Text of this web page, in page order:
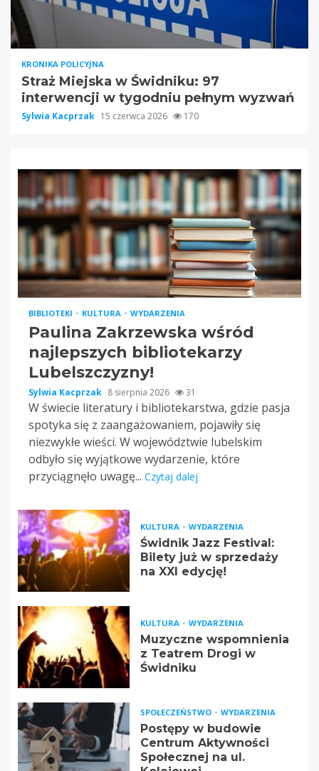
KRONIKA POLICYJNA
Straż Miejska w Świdniku: 97
interwencji w tygodniu pełnym wyzwań
Sylwia Kacprzak 15 czerwca 2026 170
BIBLIOTEKI KULTURA WYDARZENIA
Paulina Zakrzewska wśród
najlepszych bibliotekarzy
Lubelszczyzny!
Sylwia Kacprzak 8 sierpnia 2026 31
W świecie literatury i bibliotekarstwa, gdzie pasja
spotyka się z zaangażowaniem, pojawiły się
niezwykłe wieści. W województwie lubelskim
odbyło się wyjątkowe wydarzenie, które
przyciągnęło uwagę... Czytaj dalej
KULTURA WYDARZENIA
Świdnik Jazz Festival:
Bilety już w sprzedaży
na XXI edycję!
KULTURA WYDARZENIA
Muzyczne wspomnienia
z Teatrem Drogi w
Świdniku
SPOŁECZEŃSTWO WYDARZENIA
Postępy w budowie
Centrum Aktywności
Społecznej na ul.